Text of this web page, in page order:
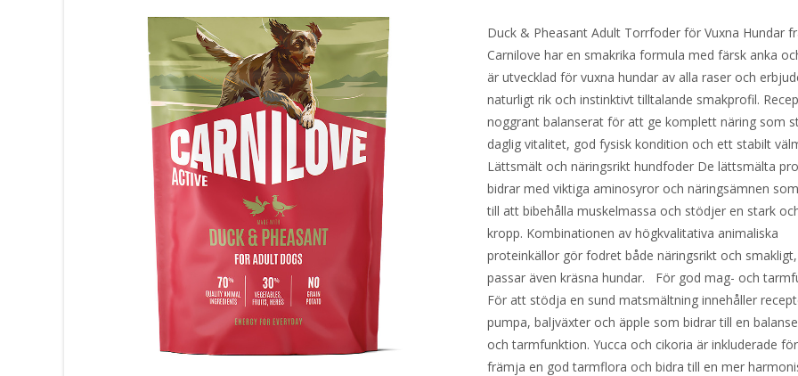
Duck & Pheasant Adult Torrfoder för Vuxna Hundar
Carnilove har en smakrika formula med färsk anka
är utvecklad för vuxna hundar av alla raser och
naturligt rik och instinktivt tilltalande smakprofil.
noggrant balanserat för att ge komplett näring som
daglig vitalitet, god fysisk kondition och ett stabilt
Lättsmält och näringsrikt hundfoder De lättsmälta
bidrar med viktiga aminosyror och näringsämnen
till att bibehålla muskelmassa och stödjer en stark
kropp. Kombinationen av högkvalitativa animaliska
proteinkällor gör fodret både näringsrikt och
passar även kräsna hundar. För god mag- och
För att stödja en sund matsmältning innehåller
pumpa, baljväxter och äpple som bidrar till en
och tarmfunktion. Yucca och cikoria är inkluderade
främja en god tarmflora och bidra till en mer